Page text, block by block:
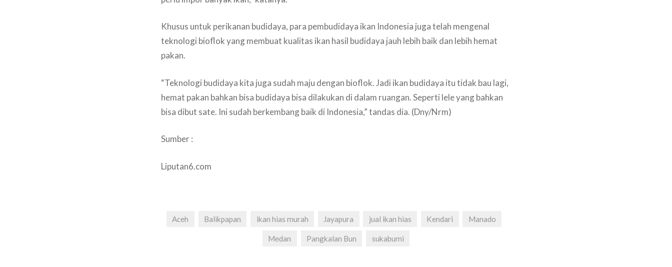
Khusus untuk perikanan budidaya, para pembudidaya ikan Indonesia juga telah mengenal
teknologi bioflok yang membuat kualitas ikan hasil budidaya jauh lebih baik dan lebih hemat
pakan.
“Teknologi budidaya kita juga sudah maju dengan bioflok. Jadi ikan budidaya itu tidak bau lagi,
hemat pakan bahkan bisa budidaya bisa dilakukan di dalam ruangan. Seperti lele yang bahkan
bisa dibut sate. Ini sudah berkembang baik di Indonesia,” tandas dia. (Dny/Nrm)
Sumber :
Liputan6.com
Aceh Balikpapan ikan hias murah Jayapura jual ikan hias Kendari Manado
Medan Pangkalan Bun sukabumi